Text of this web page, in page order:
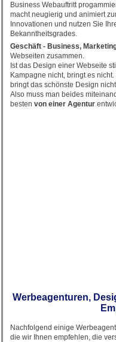
Business Webauftritt
macht neugierig und animiert
Innovationen und nutzen Sie
Bekanntheitsgrades.
Geschäft - Business,
Webseiten zusammen.
Ist das Design einer Webseite
Kampagne nicht, bringt es
bringt das schönste Design
Also muss man beides
besten von einer Agentur
Werbeagenturen,
Nachfolgend einige
die wir Ihnen empfehlen, die